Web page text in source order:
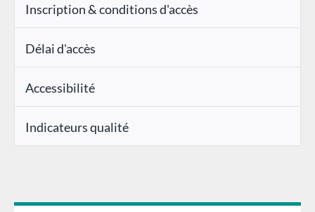
Inscription & conditions d'accès
Délai d'accès
Accessibilité
Indicateurs qualité